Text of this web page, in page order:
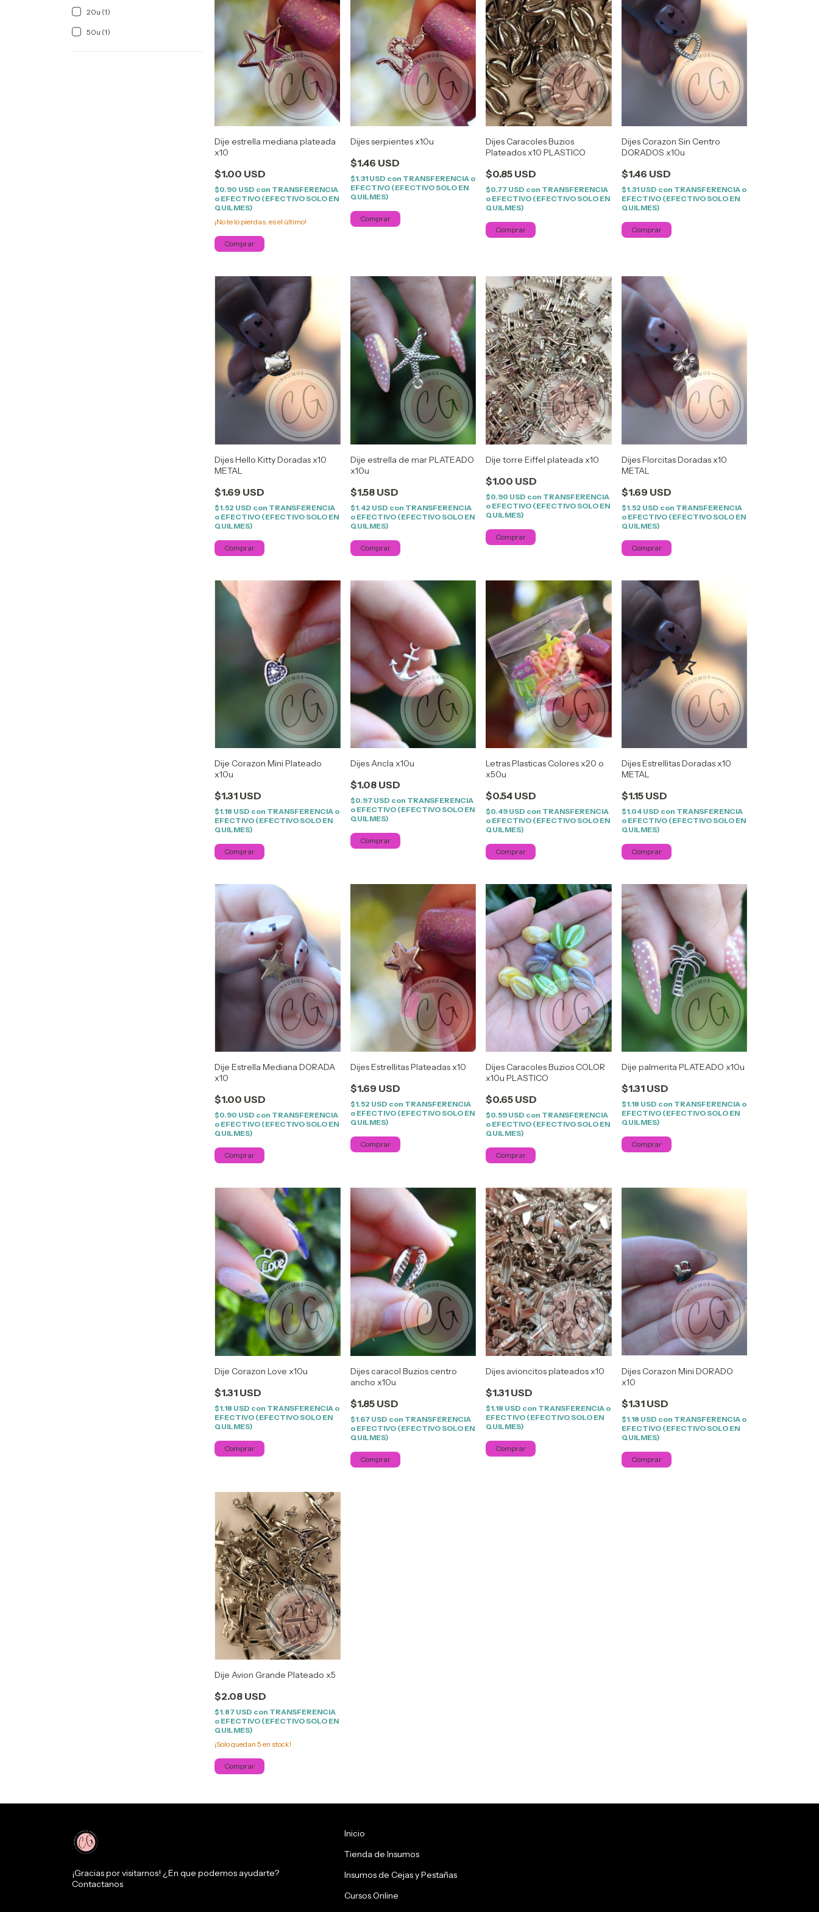
20u (1)
50u (1)
Dije estrella mediana plateada
x10
$1.00 USD
$0.90 USD con TRANSFERENCIA
o EFECTIVO (EFECTIVO SOLO EN
QUILMES)
¡No te lo pierdas, es el último!
Dijes serpientes x10u
$1.46 USD
$1.31 USD con TRANSFERENCIA o
EFECTIVO (EFECTIVO SOLO EN
QUILMES)
Dijes Caracoles Buzios
Plateados x10 PLASTICO
$0.85 USD
$0.77 USD con TRANSFERENCIA
o EFECTIVO (EFECTIVO SOLO EN
QUILMES)
Dijes Corazon Sin Centro
DORADOS x10u
$1.46 USD
$1.31 USD con TRANSFERENCIA o
EFECTIVO (EFECTIVO SOLO EN
QUILMES)
Dijes Hello Kitty Doradas x10
METAL
$1.69 USD
$1.52 USD con TRANSFERENCIA
o EFECTIVO (EFECTIVO SOLO EN
QUILMES)
Dije estrella de mar PLATEADO
x10u
$1.58 USD
$1.42 USD con TRANSFERENCIA
o EFECTIVO (EFECTIVO SOLO EN
QUILMES)
Dije torre Eiffel plateada x10
$1.00 USD
$0.90 USD con TRANSFERENCIA
o EFECTIVO (EFECTIVO SOLO EN
QUILMES)
Dijes Florcitas Doradas x10
METAL
$1.69 USD
$1.52 USD con TRANSFERENCIA
o EFECTIVO (EFECTIVO SOLO EN
QUILMES)
Dije Corazon Mini Plateado
x10u
$1.31 USD
$1.18 USD con TRANSFERENCIA o
EFECTIVO (EFECTIVO SOLO EN
QUILMES)
Dijes Ancla x10u
$1.08 USD
$0.97 USD con TRANSFERENCIA
o EFECTIVO (EFECTIVO SOLO EN
QUILMES)
Letras Plasticas Colores x20 o
x50u
$0.54 USD
$0.49 USD con TRANSFERENCIA
o EFECTIVO (EFECTIVO SOLO EN
QUILMES)
Comprar
Dijes Estrellitas Doradas x10
METAL
$1.15 USD
$1.04 USD con TRANSFERENCIA
o EFECTIVO (EFECTIVO SOLO EN
QUILMES)
Dije Estrella Mediana DORADA
x10
$1.00 USD
$0.90 USD con TRANSFERENCIA
o EFECTIVO (EFECTIVO SOLO EN
QUILMES)
Dijes Estrellitas Plateadas x10
$1.69 USD
$1.52 USD con TRANSFERENCIA
o EFECTIVO (EFECTIVO SOLO EN
QUILMES)
Dijes Caracoles Buzios COLOR
x10u PLASTICO
$0.65 USD
$0.59 USD con TRANSFERENCIA
o EFECTIVO (EFECTIVO SOLO EN
QUILMES)
Dije palmerita PLATEADO x10u
$1.31 USD
$1.18 USD con TRANSFERENCIA o
EFECTIVO (EFECTIVO SOLO EN
QUILMES)
Dije Corazon Love x10u
$1.31 USD
$1.18 USD con TRANSFERENCIA o
EFECTIVO (EFECTIVO SOLO EN
QUILMES)
Dijes caracol Buzios centro
ancho x10u
$1.85 USD
$1.67 USD con TRANSFERENCIA
o EFECTIVO (EFECTIVO SOLO EN
QUILMES)
Dijes avioncitos plateados x10
$1.31 USD
$1.18 USD con TRANSFERENCIA o
EFECTIVO (EFECTIVO SOLO EN
QUILMES)
Dijes Corazon Mini DORADO
x10
$1.31 USD
$1.18 USD con TRANSFERENCIA o
EFECTIVO (EFECTIVO SOLO EN
QUILMES)
Dije Avion Grande Plateado x5
$2.08 USD
$1.87 USD con TRANSFERENCIA
o EFECTIVO (EFECTIVO SOLO EN
QUILMES)
¡Solo quedan5 en stock!
¡Gracias por visitarnos! ¿En que podemos ayudarte?
Contactanos
Inicio
Tienda de Insumos
Insumos de Cejas y Pestañas
Cursos Online